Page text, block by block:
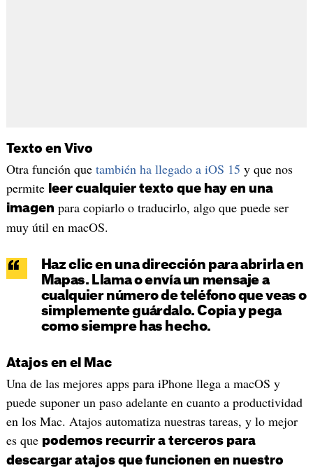
Texto en Vivo
Otra función que también ha llegado a iOS 15 y que nos
permite leer cualquier texto que hay en una
imagen para copiarlo o traducirlo, algo que puede ser
muy útil en macOS.
Haz clic en una dirección para abrirla en
Mapas. Llama o envía un mensaje a
cualquier número de teléfono que veas o
simplemente guárdalo. Copia y pega
como siempre has hecho.
Atajos en el Mac
Una de las mejores apps para iPhone llega a macOS y
puede suponer un paso adelante en cuanto a productividad
en los Mac. Atajos automatiza nuestras tareas, y lo mejor
es que podemos recurrir a terceros para
descargar atajos que funcionen en nuestro